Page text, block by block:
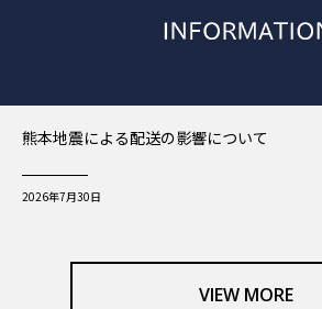
熊本地震による配送の影響について
2026年7月30日
VIEW MORE